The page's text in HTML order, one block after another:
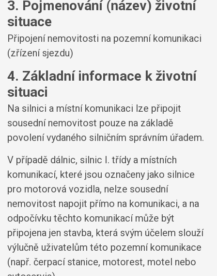
3. Pojmenování (název) životní
situace
Připojení nemovitosti na pozemní komunikaci
(zřízení sjezdu)
4. Základní informace k životní
situaci
Na silnici a místní komunikaci lze připojit
sousední nemovitost pouze na základě
povolení vydaného silničním správním úřadem.
V případě dálnic, silnic I. třídy a místních
komunikací, které jsou označeny jako silnice
pro motorová vozidla, nelze sousední
nemovitost napojit přímo na komunikaci, a na
odpočívku těchto komunikací může být
připojena jen stavba, která svým účelem slouží
výlučně uživatelům této pozemní komunikace
(např. čerpací stanice, motorest, motel nebo